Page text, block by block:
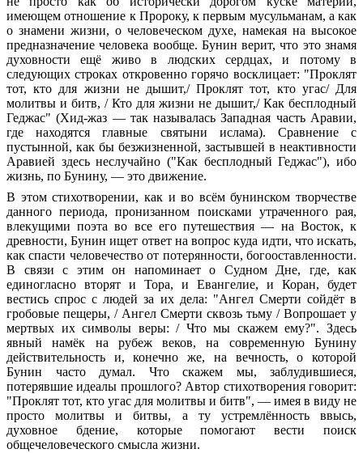
имеющем отношение к Пророку, к первым мусульманам, а как
о знамени жизни, о человеческом духе, намекая на высокое
предназначение человека вообще. Бунин верит, что это знамя
духовности ещё живо в людских сердцах, и потому в
следующих строках откровенно горячо восклицает: "Проклят
тот, кто для жизни не дышит,/ Проклят тот, кто угас/ Для
молитвы и битв, / Кто для жизни не дышит,/ Как бесплодный
Геджас" (Хид-жаз — так называлась Западная часть Аравии,
где находятся главные святыни ислама). Сравнение с
пустынной, как бы безжизненной, застывшей в неактивности
Аравией здесь неслучайно ("Как бесплодный Геджас"), ибо
жизнь, по Бунину, — это движение.
В этом стихотворении, как и во всём бунинском творчестве
данного периода, пронизанном поисками утраченного рая,
влекущими поэта во все его путешествия — на Восток, к
древности, Бунин ищет ответ на вопрос куда идти, что искать,
как спасти человечество от потерянности, богооставленности.
В связи с этим он напоминает о Судном Дне, где, как
единогласно вторят и Тора, и Евангелие, и Коран, будет
вестись спрос с людей за их дела: "Ангел Смерти сойдёт в
гробовые пещеры, / Ангел Смерти сквозь тьму / Вопрошает у
мертвых их символы веры: / Что мы скажем ему?". Здесь
явный намёк на рубеж веков, на современную Бунину
действительность и, конечно же, на вечность, о которой
Бунин часто думал. Что скажем мы, заблудившиеся,
потерявшие идеалы прошлого? Автор стихотворения говорит:
"Проклят тот, кто угас для молитвы и битв", — имея в виду не
просто молитвы и битвы, а ту устремлённость ввысь,
духовное бдение, которые помогают вести поиск
общечеловеческого смысла жизни.